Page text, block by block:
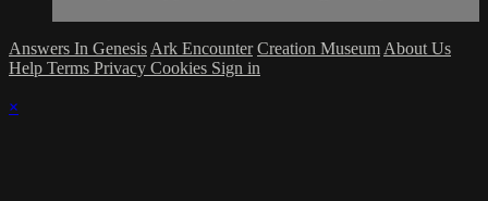
Answers In Genesis Ark Encounter Creation Museum About Us
Help Terms Privacy Cookies Sign in
×